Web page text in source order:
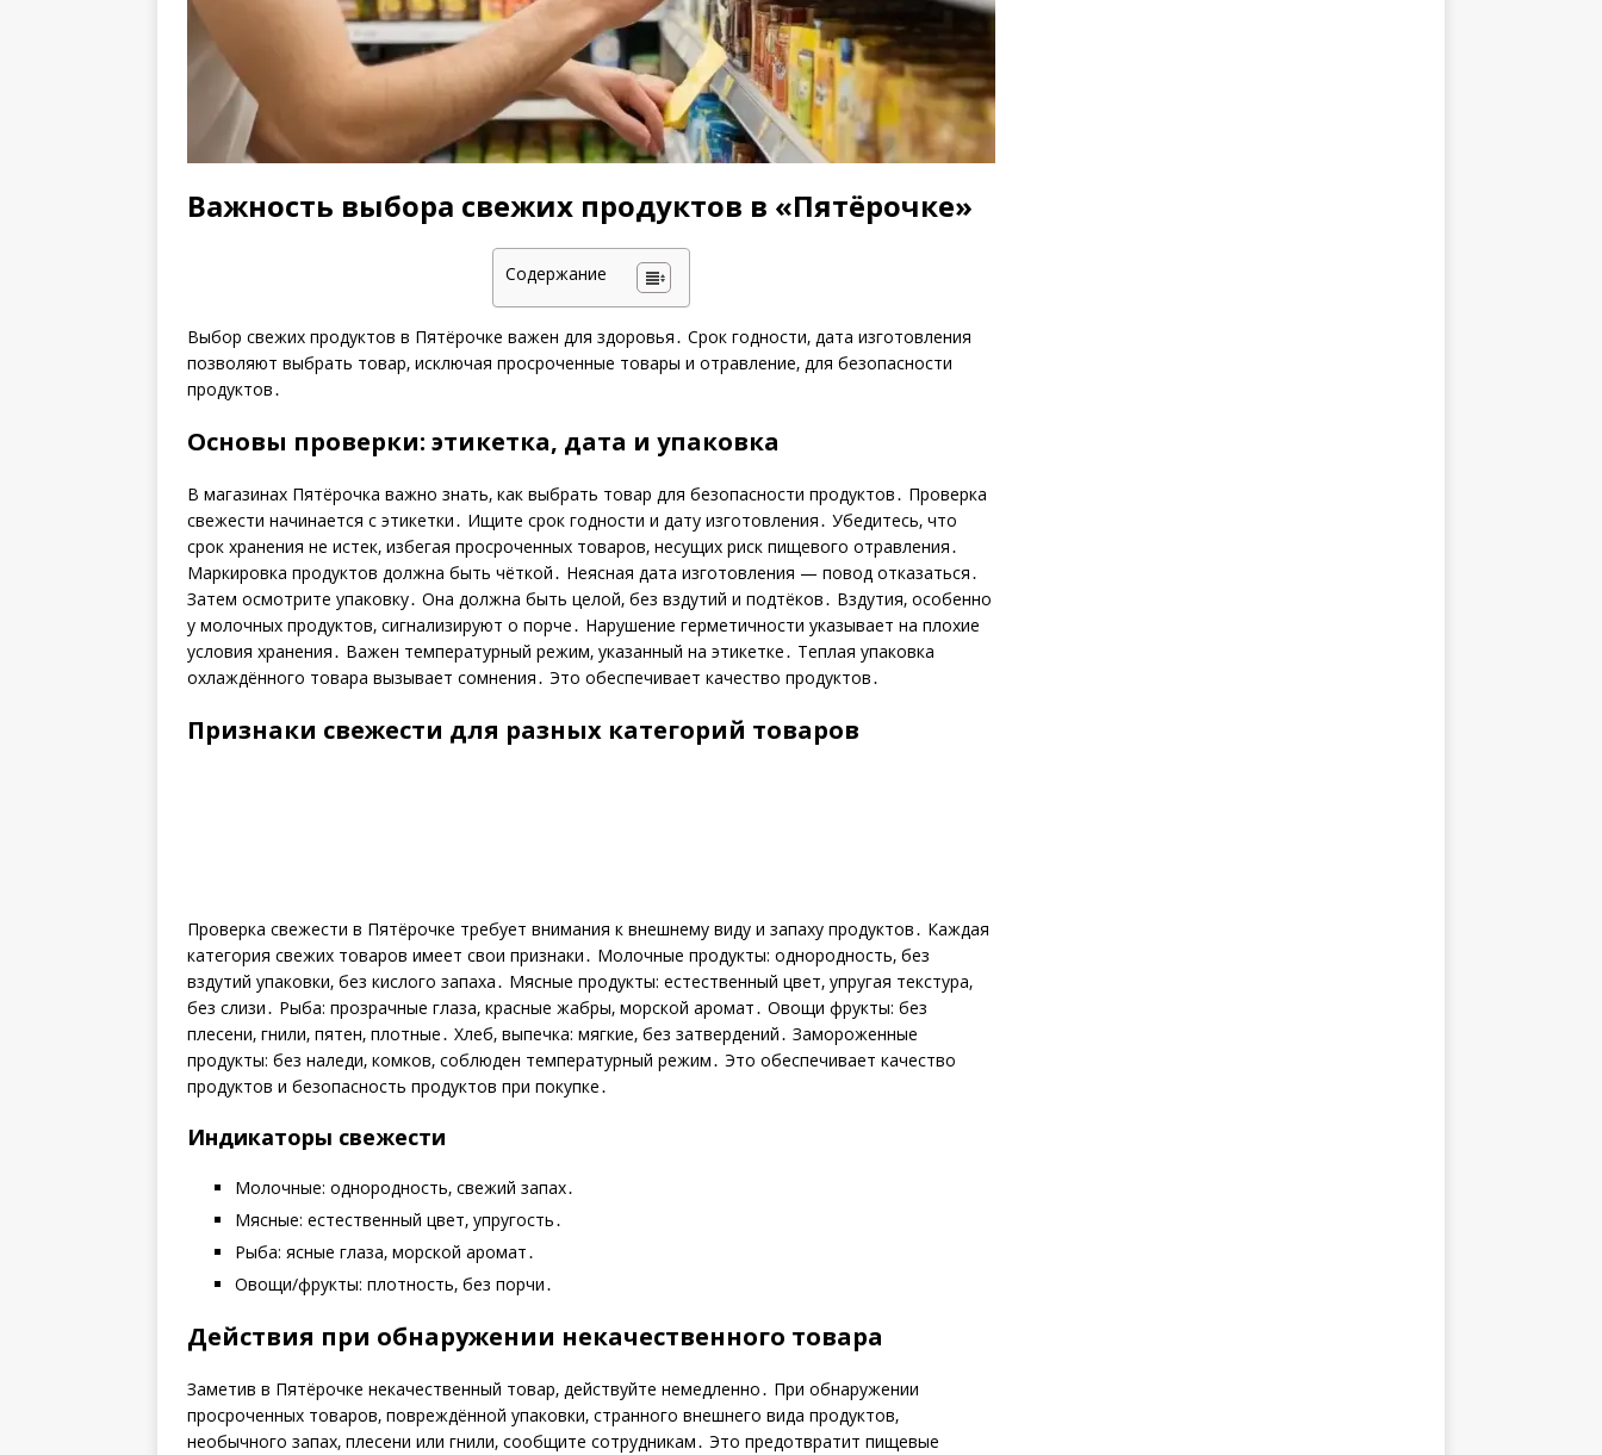
Важность выбора свежих продуктов в «Пятёрочке»
Содержание
Выбор свежих продуктов в Пятёрочке важен для здоровья․ Срок годности‚ дата изготовления
позволяют выбрать товар‚ исключая просроченные товары и отравление‚ для безопасности
продуктов․
Основы проверки: этикетка‚ дата и упаковка
В магазинах Пятёрочка важно знать‚ как выбрать товар для безопасности продуктов․ Проверка
свежести начинается с этикетки․ Ищите срок годности и дату изготовления․ Убедитесь‚ что
срок хранения не истек‚ избегая просроченных товаров‚ несущих риск пищевого отравления․
Маркировка продуктов должна быть чёткой․ Неясная дата изготовления — повод отказаться․
Затем осмотрите упаковку․ Она должна быть целой‚ без вздутий и подтёков․ Вздутия‚ особенно
у молочных продуктов‚ сигнализируют о порче․ Нарушение герметичности указывает на плохие
условия хранения․ Важен температурный режим‚ указанный на этикетке․ Теплая упаковка
охлаждённого товара вызывает сомнения․ Это обеспечивает качество продуктов․
Признаки свежести для разных категорий товаров
Проверка свежести в Пятёрочке требует внимания к внешнему виду и запаху продуктов․ Каждая
категория свежих товаров имеет свои признаки․ Молочные продукты: однородность‚ без
вздутий упаковки‚ без кислого запаха․ Мясные продукты: естественный цвет‚ упругая текстура‚
без слизи․ Рыба: прозрачные глаза‚ красные жабры‚ морской аромат․ Овощи фрукты: без
плесени‚ гнили‚ пятен‚ плотные․ Хлеб‚ выпечка: мягкие‚ без затвердений․ Замороженные
продукты: без наледи‚ комков‚ соблюден температурный режим․ Это обеспечивает качество
продуктов и безопасность продуктов при покупке․
Индикаторы свежести
Молочные: однородность‚ свежий запах․
Мясные: естественный цвет‚ упругость․
Рыба: ясные глаза‚ морской аромат․
Овощи/фрукты: плотность‚ без порчи․
Действия при обнаружении некачественного товара
Заметив в Пятёрочке некачественный товар‚ действуйте немедленно․ При обнаружении
просроченных товаров‚ повреждённой упаковки‚ странного внешнего вида продуктов‚
необычного запах‚ плесени или гнили‚ сообщите сотрудникам․ Это предотвратит пищевые